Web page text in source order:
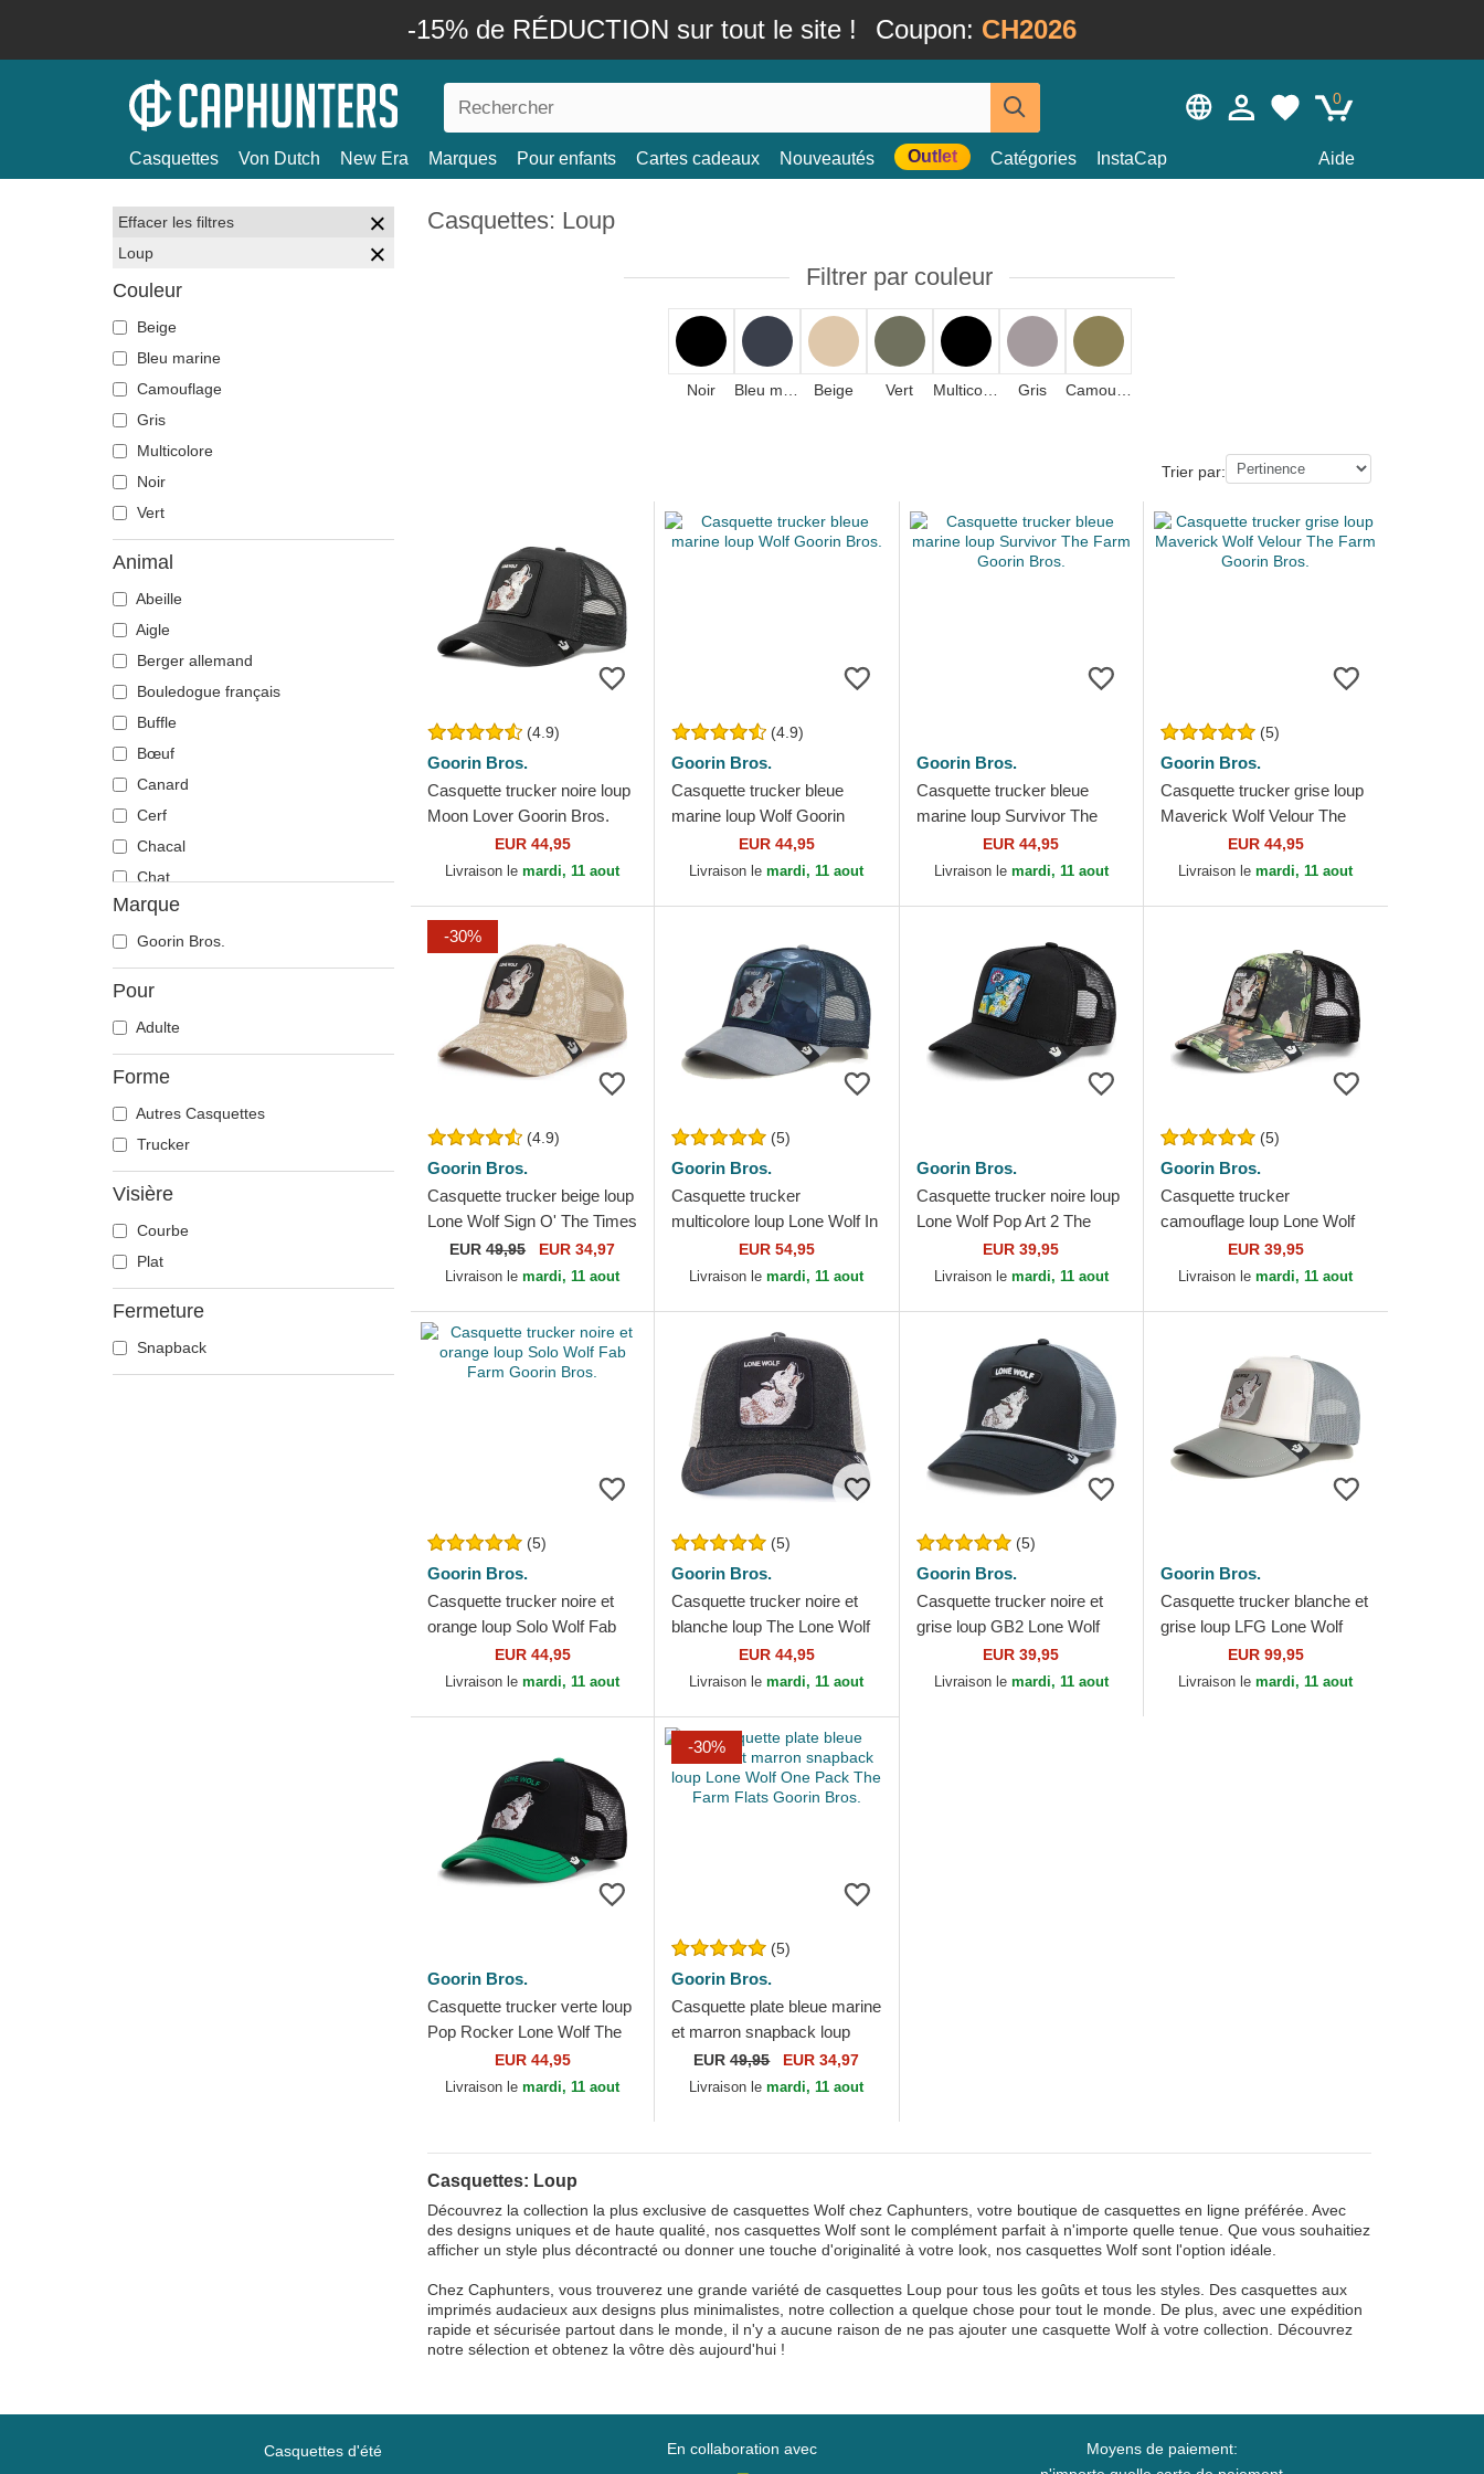
-15% de RÉDUCTION sur tout le site ! Coupon: CH2026
0
Casquettes Von Dutch New Era Marques Pour enfants Cartes cadeaux Nouveautés Outlet Catégories InstaCap Aide
Effacer les filtres
Loup
Couleur
Beige
Bleu marine
Camouflage
Gris
Multicolore
Noir
Vert
Animal
Abeille
Aigle
Berger allemand
Bouledogue français
Buffle
Bœuf
Canard
Cerf
Chacal
Chat
Cheval
Chèvre
Chien
Chihuahua
Colombe
Coyote
Crabe
Crâne
Dragon
Écureuil
Flamant
Marque
Goorin Bros.
Pour
Adulte
Forme
Autres Casquettes
Trucker
Visière
Courbe
Plat
Fermeture
Snapback
Casquettes: Loup
Filtrer par couleur
Noir Beige Vert Multicolore Gris
Trier par:
(4.9)
Goorin Bros.
Casquette trucker noire loup
Moon Lover Goorin Bros.
EUR 44,95
Livraison lemardi, 11 aout
(4.9)
Goorin Bros.
Casquette trucker bleue
marine loup Wolf Goorin
EUR 44,95
Livraison lemardi, 11 aout
Goorin Bros.
Casquette trucker bleue
marine loup Survivor The
Farm Goorin Bros.
EUR 44,95
Livraison le mardi, 11 aout
(5)
Goorin Bros.
Casquette trucker grise loup
Maverick Wolf Velour The
Farm Goorin Bros.
EUR 44,95
Livraison lemardi, 11 aout
-30%
(4.9)
Goorin Bros.
Casquette trucker beige loup
Lone Wolf Sign O' The Times
The Farm Paisley Goorin
Bros.
EUR49,95 EUR 34,97
Livraison lemardi, 11 aout
(5)
Goorin Bros.
Casquette trucker
multicolore loup Lone Wolf In
The Element The Farm
Goorin Bros.
EUR 54,95
Livraison lemardi, 11 aout
Goorin Bros.
Casquette trucker noire loup
Lone Wolf Pop Art 2 The
Farm Goorin Bros.
EUR 39,95
Livraison le mardi, 11 aout
(5)
Goorin Bros.
Casquette trucker
camouflage loup Lone Wolf
Camouflage Seasonal Real
Tree The Farm Goorin Bros.
EUR 39,95
Livraison lemardi, 11 aout
(5)
Goorin Bros.
Casquette trucker noire et
orange loup Solo Wolf Fab
Farm Goorin Bros.
EUR 44,95
Livraison lemardi, 11 aout
(5)
Goorin Bros.
Casquette trucker noire et
blanche loup The Lone Wolf
The Farm Goorin Bros.
EUR 44,95
Livraison lemardi, 11 aout
(5)
Goorin Bros.
Casquette trucker noire et
grise loup GB2 Lone Wolf
The Rocker The Farm
Goorin Bros.
EUR 39,95
Livraison le mardi, 11 aout
Goorin Bros.
Casquette trucker blanche et
grise loup LFG Lone Wolf
Pre-Game Seasonal The
Farm Goorin Bros.
EUR 99,95
Livraison lemardi, 11 aout
Goorin Bros.
Casquette trucker verte loup
Pop Rocker Lone Wolf The
Farm Goorin Bros.
EUR 44,95
Livraison lemardi, 11 aout
-30%
(5)
Goorin Bros.
Casquette plate bleue marine
et marron snapback loup
Lone Wolf One Pack The
Farm Flats Goorin Bros.
EUR49,95 EUR 34,97
Livraison lemardi, 11 aout
Casquettes: Loup
Découvrez la collection la plus exclusive de casquettes Wolf chez Caphunters, votre boutique de casquettes en ligne préférée. Avec
des designs uniques et de haute qualité, nos casquettes Wolf sont le complément parfait à n'importe quelle tenue. Que vous souhaitiez
afficher un style plus décontracté ou donner une touche d'originalité à votre look, nos casquettes Wolf sont l'option idéale.
Chez Caphunters, vous trouverez une grande variété de casquettes Loup pour tous les goûts et tous les styles. Des casquettes aux
imprimés audacieux aux designs plus minimalistes, notre collection a quelque chose pour tout le monde. De plus, avec une expédition
rapide et sécurisée partout dans le monde, il n'y a aucune raison de ne pas ajouter une casquette Wolf à votre collection. Découvrez
notre sélection et obtenez la vôtre dès aujourd'hui !
Casquettes d'été
En collaboration avec
Moyens de paiement: